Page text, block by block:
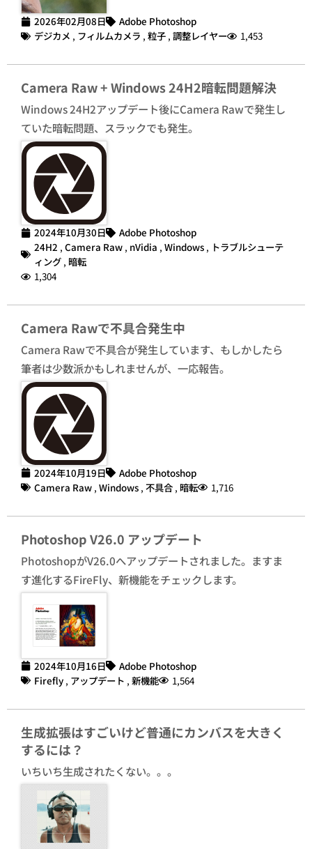
2026年02月08日
Adobe Photoshop
デジカメ , フィルムカメラ , 粒子 , 調整レイヤー 1,453
Camera Raw + Windows 24H2暗転問題解決
Windows 24H2アップデート後にCamera Rawで発生し
ていた暗転問題、スラックでも発生。
2024年10月30日
Adobe Photoshop
24H2 , Camera Raw , nVidia , Windows , トラブルシューテ
ィング , 暗転
1,304
Camera Rawで不具合発生中
Camera Rawで不具合が発生しています、もしかしたら
筆者は少数派かもしれませんが、一応報告。
2024年10月19日
Adobe Photoshop
Camera Raw , Windows , 不具合 , 暗転 1,716
Photoshop V26.0 アップデート
PhotoshopがV26.0へアップデートされました。ますま
す進化するFireFly、新機能をチェックします。
2024年10月16日
Adobe Photoshop
Firefly , アップデート , 新機能 1,564
生成拡張はすごいけど普通にカンバスを大きく
するには？
いちいち生成されたくない。。。